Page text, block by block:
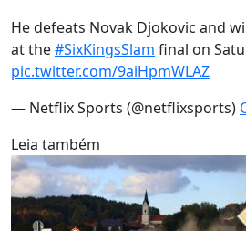
He defeats Novak Djokovic and
at the#SixKingsSlam final on
pic.twitter.com/9aiHpmWLAZ
— Netflix Sports (@netflixsports)
Leia também